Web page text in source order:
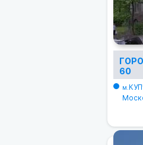
60
м.